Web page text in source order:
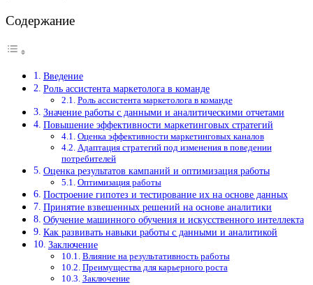
Содержание
Введение
Роль ассистента маркетолога в команде
Роль ассистента маркетолога в команде
Значение работы с данными и аналитическими отчетами
Повышение эффективности маркетинговых стратегий
Оценка эффективности маркетинговых каналов
Адаптация стратегий под изменения в поведении
потребителей
Оценка результатов кампаний и оптимизация работы
Оптимизация работы
Построение гипотез и тестирование их на основе данных
Принятие взвешенных решений на основе аналитики
Обучение машинного обучения и искусственного интеллекта
Как развивать навыки работы с данными и аналитикой
Заключение
Влияние на результативность работы
Преимущества для карьерного роста
Заключение